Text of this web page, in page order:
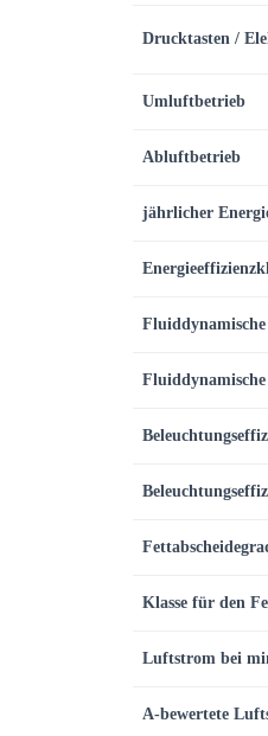
Drucktasten /
Umluftbetrieb
Abluftbetrieb
jährlicher
Fluiddynamische
Klasse für den
Luftstrom bei
A-bewertete